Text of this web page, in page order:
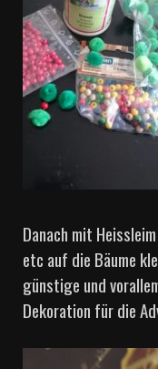
Danach mit
etc auf die Bäume
günstige und
Dekoration für die